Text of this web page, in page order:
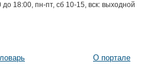
до 18:00, пн-пт, сб 10-15, вск: выходной
О портале